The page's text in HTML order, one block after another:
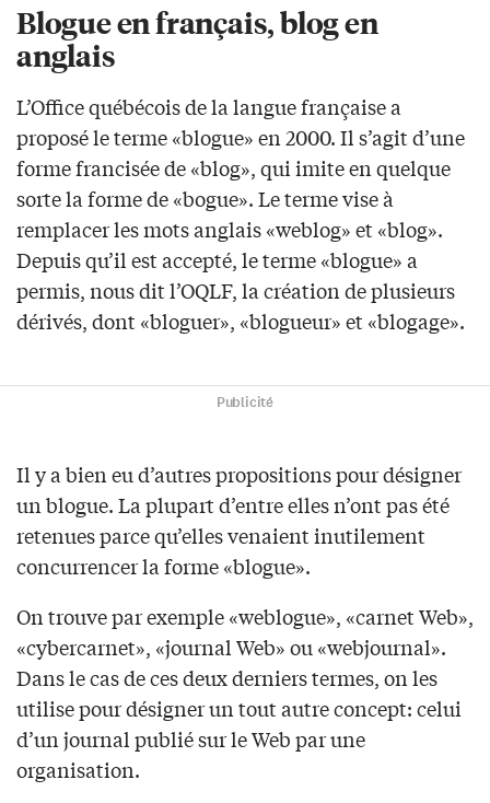
Blogue en français, blog en
anglais
L’Office québécois de la langue française a
proposé le terme «blogue» en 2000. Il s’agit d’une
forme francisée de «blog», qui imite en quelque
sorte la forme de «bogue». Le terme vise à
remplacer les mots anglais «weblog» et «blog».
Depuis qu’il est accepté, le terme «blogue» a
permis, nous dit l’OQLF, la création de plusieurs
dérivés, dont «bloguer», «blogueur» et «blogage».
Publicité
Il y a bien eu d’autres propositions pour désigner
un blogue. La plupart d’entre elles n’ont pas été
retenues parce qu’elles venaient inutilement
concurrencer la forme «blogue».
On trouve par exemple «weblogue», «carnet Web»,
«cybercarnet», «journal Web» ou «webjournal».
Dans le cas de ces deux derniers termes, on les
utilise pour désigner un tout autre concept: celui
d’un journal publié sur le Web par une
organisation.